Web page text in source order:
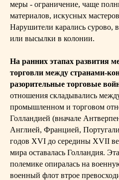
меры - ограничение, чаще
материалов, искусных
Нарушители карались сурово,
или высылки в колонии.
На ранних этапах развития
торговли между странами-
разорительные торговые
отношения складывались
промышленном и торговом
Голландией (вначале
Англией, Францией,
годов XVI до середины XVII
мира оставалась Голландия.
полемике опиралась на
военный флот втрое